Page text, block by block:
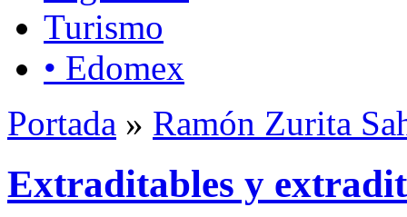
Turismo
• Edomex
Portada » Ramón Zurita
Extraditables y